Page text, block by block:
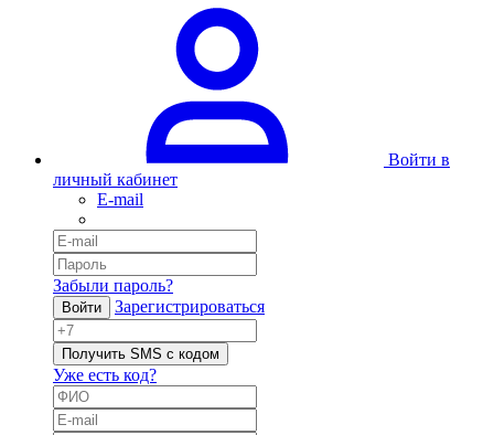
Войти в
личный кабинет
E-mail
Забыли пароль?
Войти Зарегистрироваться
Получить SMS с кодом
Уже есть код?